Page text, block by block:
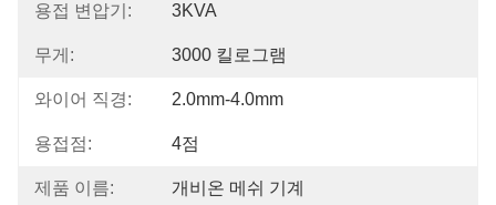
용접 변압기: 3KVA
무게: 3000 킬로그램
와이어 직경: 2.0mm-4.0mm
용접점: 4점
제품 이름: 개비온 메쉬 기계